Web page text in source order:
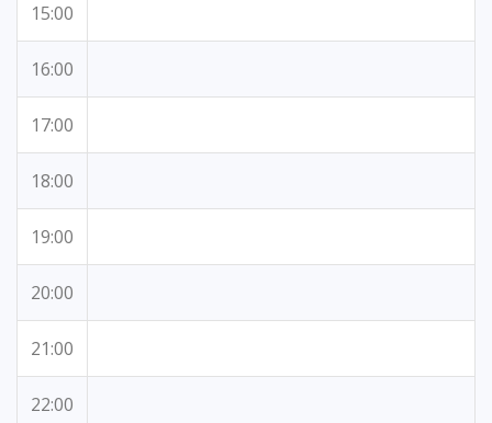
15:00
16:00
17:00
18:00
19:00
20:00
21:00
22:00